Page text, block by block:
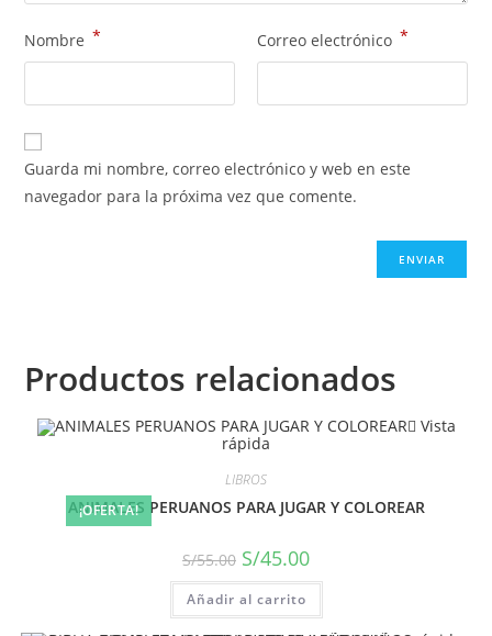
Nombre * Correo electrónico *
Guarda mi nombre, correo electrónico y web en este
navegador para la próxima vez que comente.
Productos relacionados
¡OFERTA!
Vista
rápida
LIBROS
ANIMALES PERUANOS PARA JUGAR Y COLOREAR
S/55.00 S/45.00
Añadir al carrito